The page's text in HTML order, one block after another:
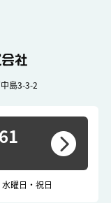
島3-3-2
曜日・祝日